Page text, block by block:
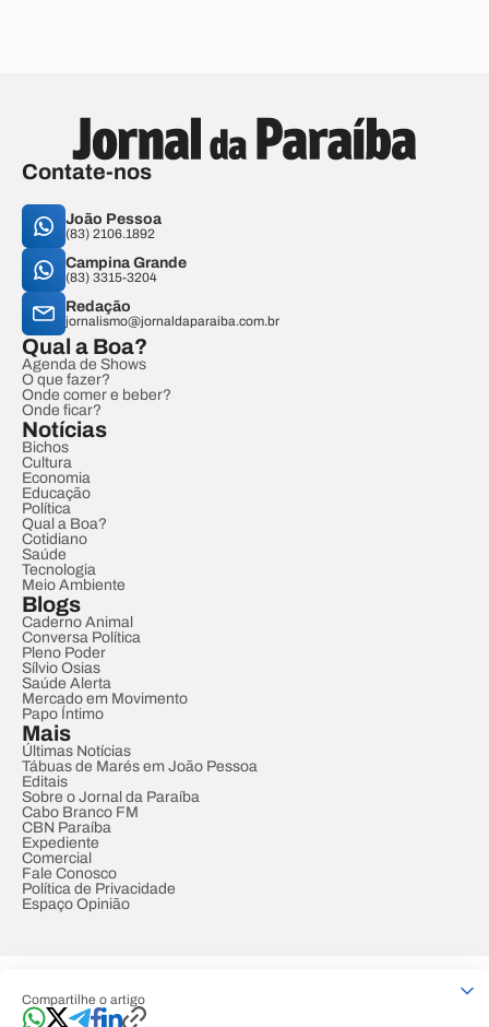
Compartilhe o artigo
Contate-nos
João Pessoa
(83) 2106.1892
Campina Grande
(83) 3315-3204
Redação
jornalismo@jornaldaparaiba.com.br
Qual a Boa?
Agenda de Shows
O que fazer?
Onde comer e beber?
Onde ficar?
Notícias
Bichos
Cultura
Economia
Educação
Política
Qual a Boa?
Cotidiano
Saúde
Tecnologia
Meio Ambiente
Blogs
Caderno Animal
Conversa Política
Pleno Poder
Sílvio Osias
Saúde Alerta
Mercado em Movimento
Papo Íntimo
Mais
Últimas Notícias
Tábuas de Marés em João Pessoa
Editais
Sobre o Jornal da Paraíba
Cabo Branco FM
CBN Paraíba
Expediente
Comercial
Fale Conosco
Política de Privacidade
Espaço Opinião
Developed by Designed by